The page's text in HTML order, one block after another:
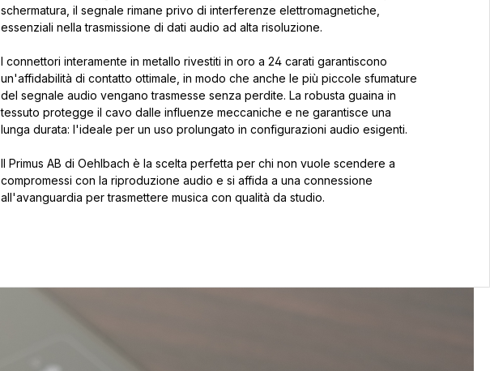
schermatura, il segnale rimane privo di interferenze elettromagnetiche,
essenziali nella trasmissione di dati audio ad alta risoluzione.
I connettori interamente in metallo rivestiti in oro a 24 carati garantiscono
un'affidabilità di contatto ottimale, in modo che anche le più piccole sfumature
del segnale audio vengano trasmesse senza perdite. La robusta guaina in
tessuto protegge il cavo dalle influenze meccaniche e ne garantisce una
lunga durata: l'ideale per un uso prolungato in configurazioni audio esigenti.
Il Primus AB di Oehlbach è la scelta perfetta per chi non vuole scendere a
compromessi con la riproduzione audio e si affida a una connessione
all'avanguardia per trasmettere musica con qualità da studio.